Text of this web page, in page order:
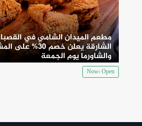
الغربية، ليس لك سوى شاورما هوز.
مطعم الميدان الشامي في
الشارقة يعلن خصم 30%
والشاورما يوم الجمعة
Now: Open